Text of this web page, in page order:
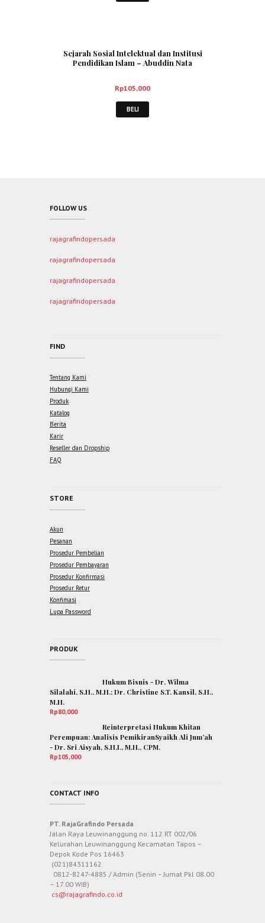
Sejarah Sosial Intelektual dan Institusi
Pendidikan Islam – Abuddin Nata
Rp105,000
BELI
FOLLOW US
rajagrafindopersada
rajagrafindopersada
rajagrafindopersada
rajagrafindopersada
FIND
Tentang Kami
Hubungi Kami
Produk
Katalog
Berita
Karir
Reseller dan Dropship
FAQ
STORE
Akun
Pesanan
Prosedur Pembelian
Prosedur Pembayaran
Prosedur Konfirmasi
Prosedur Retur
Konfimasi
Lupa Password
PRODUK
Hukum Bisnis - Dr. Wilma
Silalahi, S.H., M.H.; Dr. Christine S.T. Kansil, S.H.,
M.H.
Rp80,000
Reinterpretasi Hukum Khitan
Perempuan: Analisis PemikiranSyaikh Ali Jum’ah
- Dr. Sri Aisyah, S.H.I., M.H., CPM.
Rp105,000
CONTACT INFO
PT. RajaGrafindo Persada
Jalan Raya Leuwinanggung no. 112 RT 002/06
Kelurahan Leuwinanggung Kecamatan Tapos –
Depok Kode Pos 16463
(021)84311162
0812-8247-4885 / Admin (Senin – Jumat Pkl 08.00
– 17.00 WIB)
cs@rajagrafindo.co.id